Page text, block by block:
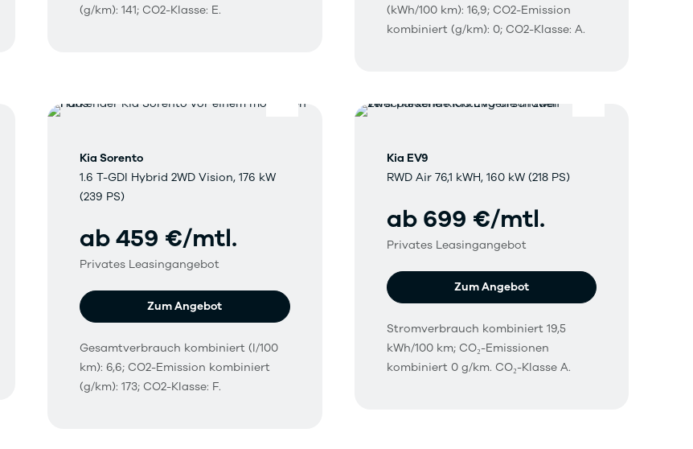
(g/km): 141; CO2-Klasse: E.
(kWh/100 km): 16,9; CO2-Emission
kombiniert (g/km): 0; CO2-Klasse: A.
Kia Sorento
1.6 T-GDI Hybrid 2WD Vision, 176 kW
(239 PS)
ab 459 €/mtl.
Privates Leasingangebot
Zum Angebot
Gesamtverbrauch kombiniert (l/100
km): 6,6; CO2-Emission kombiniert
(g/km): 173; CO2-Klasse: F.
Kia EV9
RWD Air 76,1 kWH, 160 kW (218 PS)
ab 699 €/mtl.
Privates Leasingangebot
Zum Angebot
Stromverbrauch kombiniert 19,5
kWh/100 km; CO₂-Emissionen
kombiniert 0 g/km. CO₂-Klasse A.